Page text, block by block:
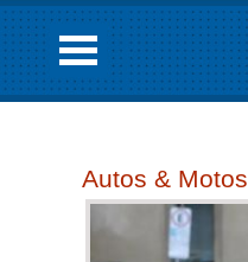
Autos & Motos